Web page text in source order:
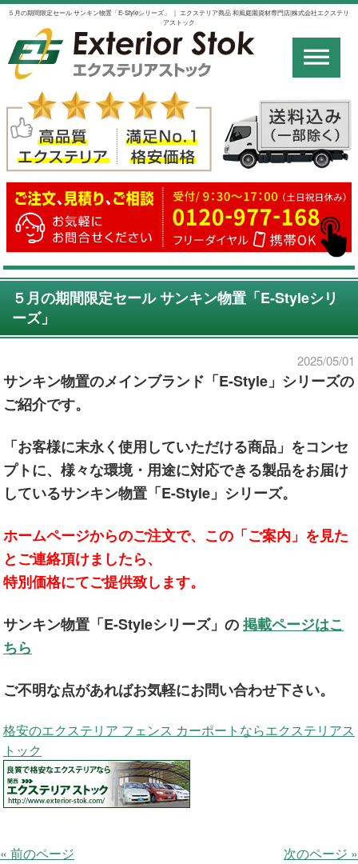
５月の期間限定セール サンキン物置「E-Styleシリーズ」 ｜ エクステリア商品 和風庭園資材専門店|株式会社エクステリ
アストック
５月の期間限定セール サンキン物置「E-Styleシリ
ーズ」
2025/05/01
サンキン物置のメインブランド「E-Style」シリーズの
ご紹介です。
「お客様に末永く使用していただける商品」をコンセ
プトに、様々な環境・用途に対応できる製品をお届け
しているサンキン物置「E-Style」シリーズ。
ホームページからのご注文で、この「ご案内」を見た
とご連絡頂けましたら、
特別価格にてご提供致します。
サンキン物置「E-Styleシリーズ」の掲載ページはこ
ちら
ご不明な点があればお気軽にお問い合わせ下さい。
格安のエクステリア フェンス カーポートならエクステリアス
トック
« 前のページ 次のページ »